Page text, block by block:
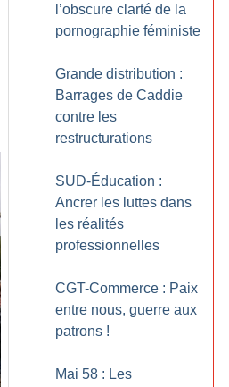
l’obscure clarté de la
pornographie féministe
Grande distribution :
Barrages de Caddie
contre les
restructurations
SUD-Éducation :
Ancrer les luttes dans
les réalités
professionnelles
CGT-Commerce : Paix
entre nous, guerre aux
patrons !
Mai 58 : Les